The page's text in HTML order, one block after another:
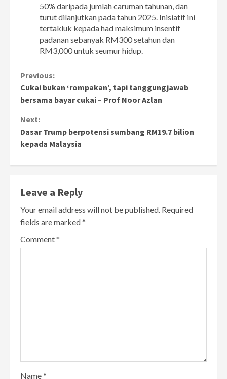
50% daripada jumlah caruman tahunan, dan
turut dilanjutkan pada tahun 2025. Inisiatif ini
tertakluk kepada had maksimum insentif
padanan sebanyak RM300 setahun dan
RM3,000 untuk seumur hidup.
Continue
Reading
Previous:
Cukai bukan ‘rompakan’, tapi tanggungjawab
bersama bayar cukai – Prof Noor Azlan
Next:
Dasar Trump berpotensi sumbang RM19.7 bilion
kepada Malaysia
Leave a Reply
Your email address will not be published. Required
fields are marked*
Comment*
Name*